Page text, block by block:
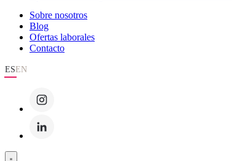
Sobre nosotros
Blog
Ofertas laborales
Contacto
ESEN